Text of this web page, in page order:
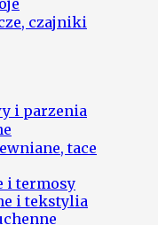
czajniki
i parzenia
tace
i termosy
i tekstylia